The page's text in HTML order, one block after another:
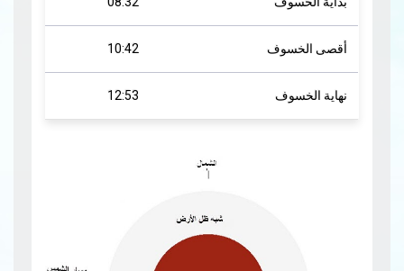
أقصى الخسوف 10:42
نهاية الخسوف 12:53